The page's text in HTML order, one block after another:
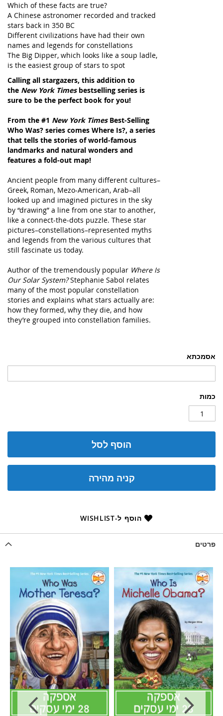
אסמכתא
כמות
הוסף לסל
קניה מהירה
הוסף ל-WISHLIST
Which of these facts are true?
A Chinese astronomer recorded and tracked
stars back in 350 BC
Different civilizations have had their own
names and legends for constellations
The Big Dipper, which looks like a soup ladle,
is the easiest group of stars to spot
Calling all stargazers, this addition to
the New York Timesbestselling series is
sure to be the perfect book for you!
From the #1 New York TimesBest-Selling
Who Was? series comes Where Is?, a series
that tells the stories of world-famous
landmarks and natural wonders and
features a fold-out map!
Ancient people from many different cultures–
Greek, Roman, Mezo-American, Arab–all
looked up and imagined pictures in the sky
by “drawing” a line from one star to another,
like a connect-the-dots puzzle. These star
pictures–constellations–represented myths
and legends from the various cultures that
still fascinate us today.
Author of the tremendously popular Where Is
Our Solar System?Stephanie Sabol relates
many of the most popular constellation
stories and explains what stars actually are:
how they formed, why they die, and how
they’re grouped into constellation families.
פרטים